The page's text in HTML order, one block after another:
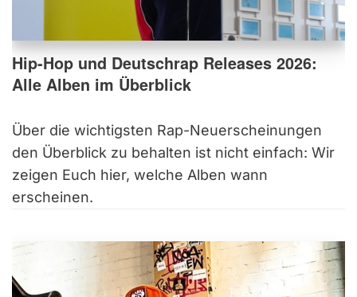
Hip-Hop und Deutschrap Releases 2026:
Alle Alben im Überblick
Über die wichtigsten Rap-Neuerscheinungen
den Überblick zu behalten ist nicht einfach: Wir
zeigen Euch hier, welche Alben wann
erscheinen.